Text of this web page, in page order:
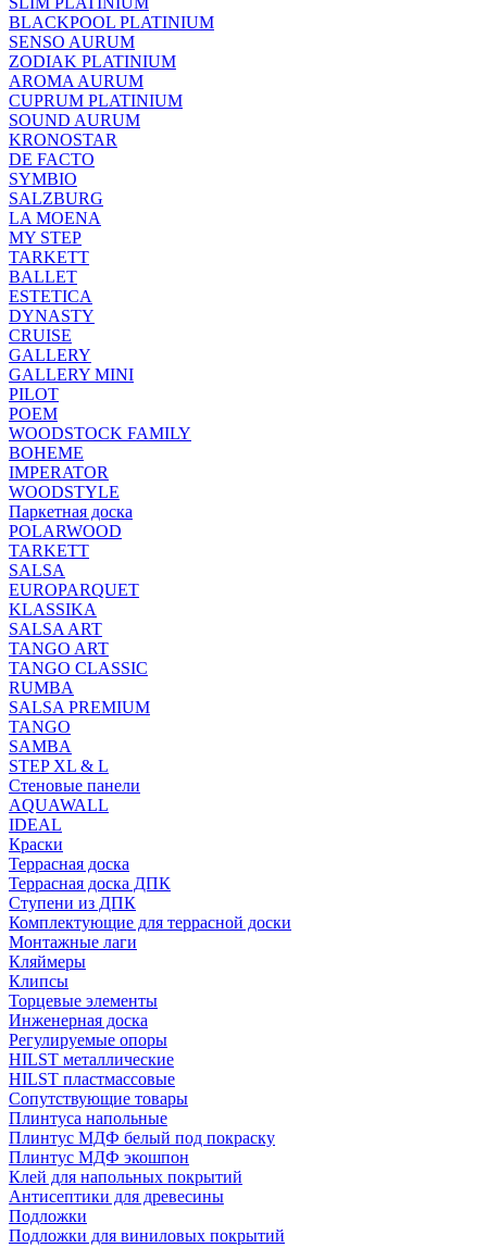
BLACKPOOL PLATINIUM
SENSO AURUM
ZODIAK PLATINIUM
AROMA AURUM
CUPRUM PLATINIUM
SOUND AURUM
KRONOSTAR
DE FACTO
SYMBIO
SALZBURG
LA MOENA
MY STEP
TARKETT
BALLET
ESTETICA
DYNASTY
CRUISE
GALLERY
GALLERY MINI
PILOT
POEM
WOODSTOCK FAMILY
BOHEME
IMPERATOR
WOODSTYLE
Паркетная доска
POLARWOOD
TARKETT
SALSA
EUROPARQUET
KLASSIKA
SALSA ART
TANGO ART
TANGO CLASSIC
RUMBA
SALSA PREMIUM
TANGO
SAMBA
STEP XL & L
Стеновые панели
AQUAWALL
IDEAL
Краски
Террасная доска
Террасная доска ДПК
Ступени из ДПК
Комплектующие для террасной доски
Монтажные лаги
Кляймеры
Клипсы
Торцевые элементы
Инженерная доска
Регулируемые опоры
HILST металлические
HILST пластмассовые
Сопутствующие товары
Плинтуса напольные
Плинтус МДФ белый под покраску
Плинтус МДФ экошпон
Клей для напольных покрытий
Антисептики для древесины
Подложки
Подложки для виниловых покрытий